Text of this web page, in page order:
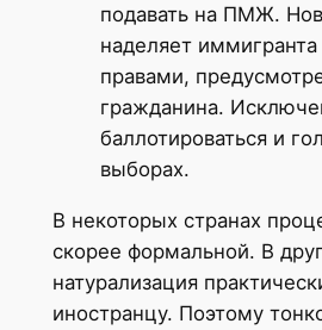
подавать на ПМЖ.
наделяет
правами,
гражданина.
баллотироваться и
выборах.
В некоторых странах
скорее формальной. В
натурализация
иностранцу. Поэтому